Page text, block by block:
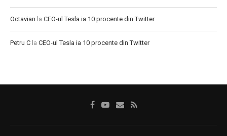
Octavian la CEO-ul Tesla ia 10 procente din Twitter
Petru C la CEO-ul Tesla ia 10 procente din Twitter